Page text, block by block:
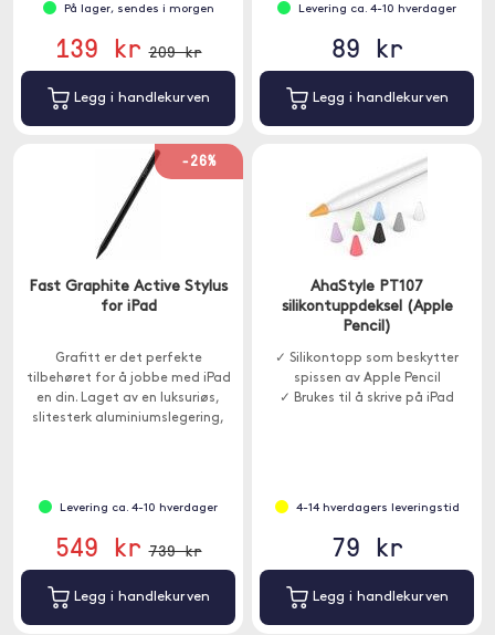
På lager, sendes i morgen
139 kr 209 kr
Legg i handlekurven
Levering ca. 4-10 hverdager
89 kr
Legg i handlekurven
-26%
Fast Graphite Active Stylus
for iPad
Grafitt er det perfekte
tilbehøret for å jobbe med iPad
en din. Laget av en luksuriøs,
slitesterk aluminiumslegering,
Levering ca. 4-10 hverdager
549 kr 739 kr
Legg i handlekurven
AhaStyle PT107
silikontuppdeksel (Apple
Pencil)
✓ Silikontopp som beskytter
spissen av Apple Pencil
✓ Brukes til å skrive på iPad
4-14 hverdagers leveringstid
79 kr
Legg i handlekurven